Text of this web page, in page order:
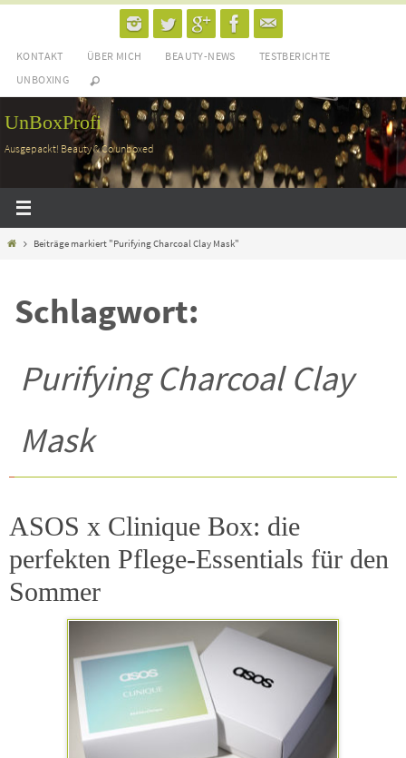
springen
KONTAKT ÜBER MICH BEAUTY-NEWS
TESTBERICHTE
UNBOXING
UnBoxProfi
Ausgepackt! Beauty & Co unboxed
HomeBeiträge markiert "Purifying Charcoal Clay Mask"
Schlagwort:
Purifying Charcoal Clay
Mask
ASOS x Clinique Box: die
perfekten Pflege-Essentials für den
Sommer